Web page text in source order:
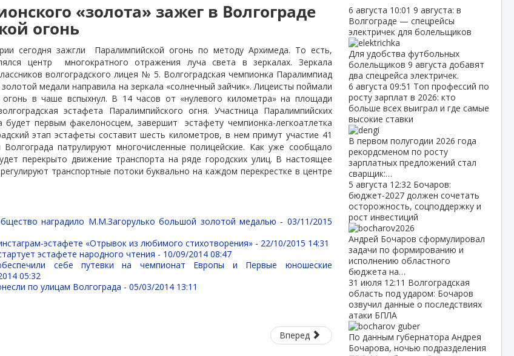
«золота» зажег в Волгограде
огонь
сегодня зажгли
Паралимпийской огонь по методу Архимеда. То есть,
центр
многократного отражения луча света в зеркалах. Зеркала
волгоградского лицея № 5. Волгоградская чемпионка Паралимпиад
медали направила на зеркала «солнечный зайчик». Лицеисты поймали
огонь в чаше вспыхнул. В 14 часов от «нулевого километра» на площади
эстафета Паралимпийского огня. Участница Паралимпийских
будет первым факелоносцем, завершит
эстафету чемпионка-легкоатлетка
этап эстафеты составит шесть километров, в нем примут участие 41
патрулируют многочисленные полицейские. Как уже сообщало
перекрыто движение транспорта на ряде городских улиц. В настоящее
транспортные потоки буквально на каждом перекрестке в центре
наградило М.М.Загорулько большой золотой медалью - 03/11/2015
эстафете «Отрывок из любимого стихотворения» - 22/10/2015 14:31
эстафете народного чтения - 10/09/2014 08:47
себе путевки на чемпионат Европы и Первые юношеские
05:32
по улицам Волгограда -05/03/2014 13:11
Вперед
6 августа 10:01 9 августа: в
Волгограде — спецрейсы
электричек для болельщиков
Для удобства футбольных
болельщиков 9 августа добавят
два спецрейса электричек.
6 августа 09:51 Топ профессий по
росту зарплат в 2026: кто
больше всех выиграл и где самые
высокие ставки
В первом полугодии 2026 года
рекордсменом по росту
зарплатных предложений стал
сварщик:…
5 августа 12:32 Бочаров:
бюджет‑2027 должен сочетать
осторожность, соцподдержку и
рост инвестиций
Андрей Бочаров сформулировал
задачи по формированию и
исполнению областного
бюджета на…
31 июля 12:11 Волгоградская
область под ударом: Бочаров
озвучил данные о последствиях
атаки БПЛА
По данным губернатора Андрея
Бочарова, ночью подразделения